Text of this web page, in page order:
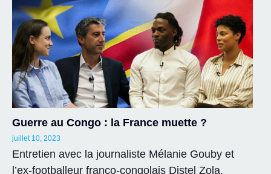
Guerre au Congo : la France muette ?
juillet 10, 2023
Entretien avec la journaliste Mélanie Gouby et
l’ex-footballeur franco-congolais Distel Zola.